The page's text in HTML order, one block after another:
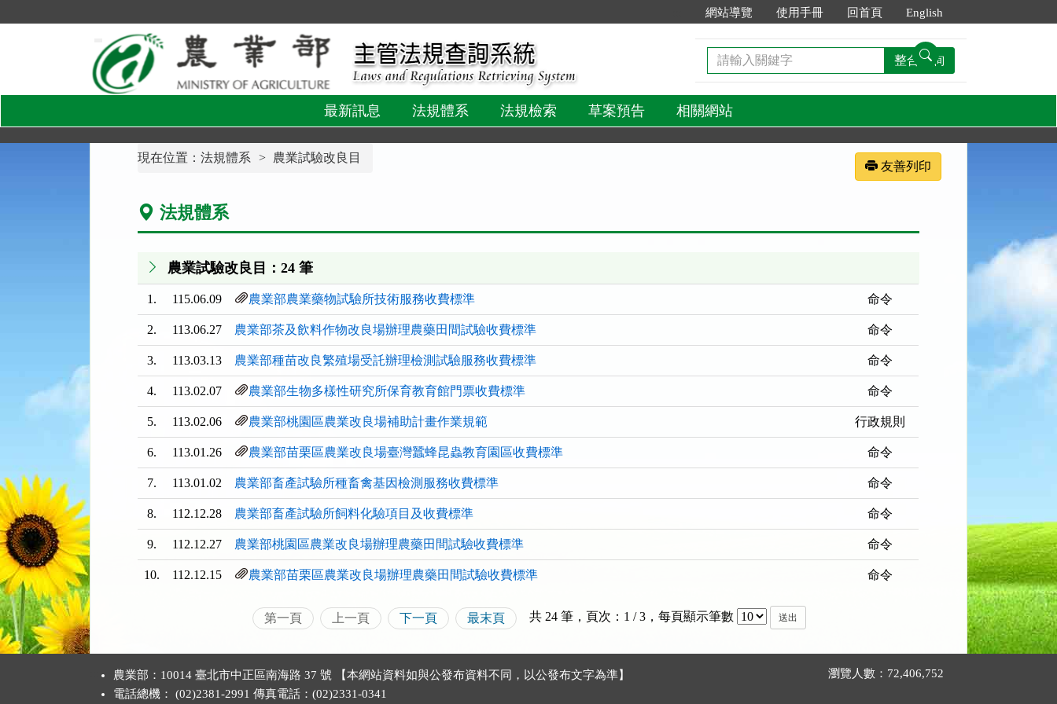
到
區
網站導覽 使用手冊 回首頁 English
請
輸
關
鍵
字
整合查詢
最新訊息 法規體系 法規檢索 草案預告 相關網站
現在位置：法規體系 農業試驗改良目
友善列印
法規體系
農業試驗改良目：24 筆
1. 115.06.09 農業部農業藥物試驗所技術服務收費標準 命令
2. 113.06.27 農業部茶及飲料作物改良場辦理農藥田間試驗收費標準 命令
3. 113.03.13 農業部種苗改良繁殖場受託辦理檢測試驗服務收費標準 命令
4. 113.02.07 農業部生物多樣性研究所保育教育館門票收費標準 命令
5. 113.02.06 農業部桃園區農業改良場補助計畫作業規範 行政規則
6. 113.01.26 農業部苗栗區農業改良場臺灣蠶蜂昆蟲教育園區收費標準 命令
7. 113.01.02 農業部畜產試驗所種畜禽基因檢測服務收費標準 命令
8. 112.12.28 農業部畜產試驗所飼料化驗項目及收費標準 命令
9. 112.12.27 農業部桃園區農業改良場辦理農藥田間試驗收費標準 命令
10. 112.12.15 農業部苗栗區農業改良場辦理農藥田間試驗收費標準 命令
第一頁 上一頁 下一頁 最末頁 共 24 筆，頁次：1 / 3， 每頁顯示筆數 送出
農業部：10014 臺北市中正區南海路 37 號 【本網站資料如與公發布資料不同，以公發布文字為準】
電話總機： (02)2381-2991 傳真電話：(02)2331-0341
瀏覽人數：72,406,752